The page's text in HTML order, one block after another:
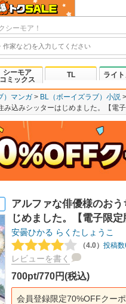
シーモア！
シーモア
コミックス
TL ライ
）マンガ BL（ボーイズラブ）小説
込みシッターはじめました。【電子
アルファな俳優様のお
じめました。【電子限定
安曇ひかる らくたしょうこ
（4.0） 投稿
レビューを書く
700pt/770円(税込)
会員登録限定70%OFFクー